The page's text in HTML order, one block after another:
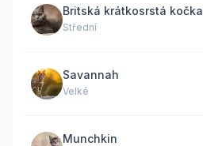
Britská krátkosrstá kočka
Střední
Savannah
Velké
Munchkin